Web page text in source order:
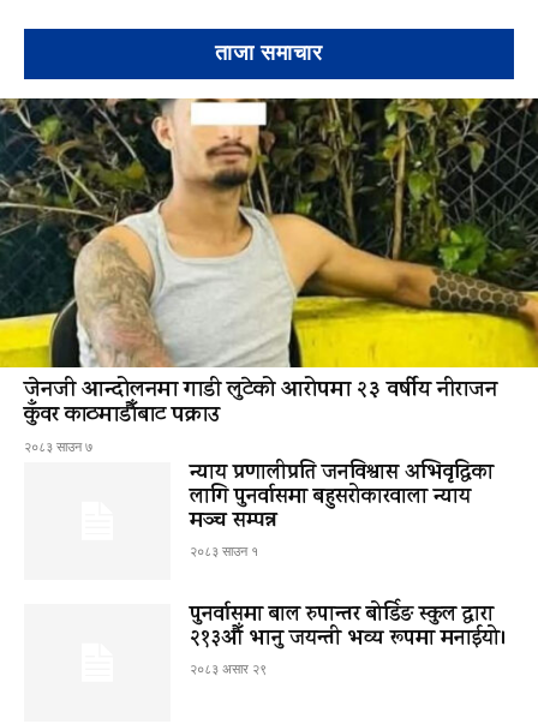
ताजा समाचार
जेनजी आन्दोलनमा गाडी लुटेको आरोपमा २३ वर्षीय नीराजन
कुँवर काठमाडौँबाट पक्राउ
२०८३ साउन ७
न्याय प्रणालीप्रति जनविश्वास अभिवृद्धिका
लागि पुनर्वासमा बहुसरोकारवाला न्याय
मञ्च सम्पन्न
२०८३ साउन १
पुनर्वासमा बाल रुपान्तर बोर्डिङ स्कुल द्धारा
२१३औँ भानु जयन्ती भव्य रूपमा मनाईयो।
२०८३ असार २९